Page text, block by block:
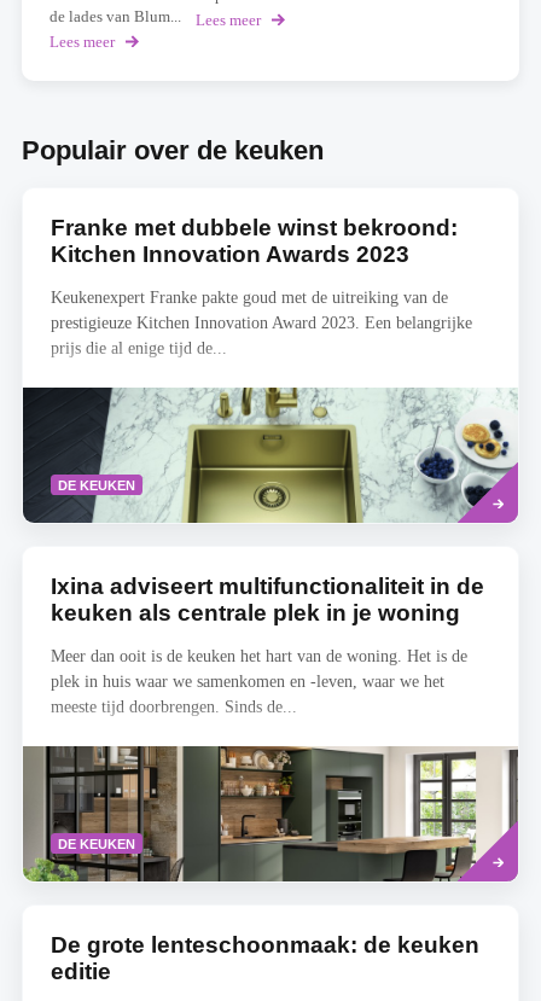
de lades van Blum...
Lees meer over
ontvang
op
maat
Lees meer over
de
test!
Populair over de keuken
Franke met dubbele winst bekroond:
Kitchen Innovation Awards 2023
Keukenexpert Franke pakte goud met de uitreiking van de
prestigieuze Kitchen Innovation Award 2023. Een belangrijke
prijs die al enige tijd de...
DE KEUKEN
Lees
meer
Ixina adviseert multifunctionaliteit in de
keuken als centrale plek in je woning
Meer dan ooit is de keuken het hart van de woning. Het is de
plek in huis waar we samenkomen en -leven, waar we het
meeste tijd doorbrengen. Sinds de...
DE KEUKEN
Lees
meer
De grote lenteschoonmaak: de keuken
editie